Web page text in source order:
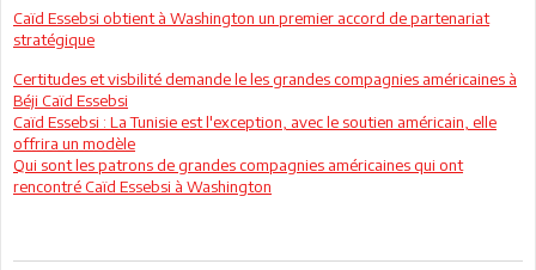
Caïd Essebsi obtient à Washington un premier accord de partenariat
stratégique
Certitudes et visbilité demande le les grandes compagnies américaines à
Béji Caïd Essebsi
Caïd Essebsi : La Tunisie est l'exception, avec le soutien américain, elle
offrira un modèle
Qui sont les patrons de grandes compagnies américaines qui ont
rencontré Caïd Essebsi à Washington